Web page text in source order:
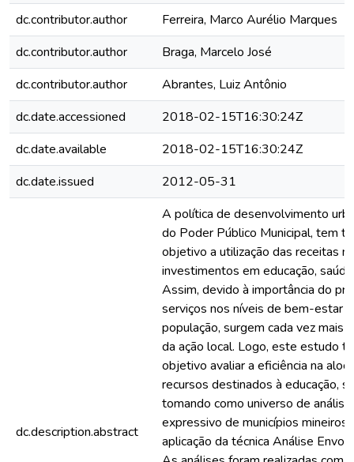
dc.contributor.author
Ferreira, Marco Aurélio Marques
dc.contributor.author
Braga, Marcelo José
dc.contributor.author
Abrantes, Luiz Antônio
dc.date.accessioned
2018-02-15T16:30:24Z
dc.date.available
2018-02-15T16:30:24Z
dc.date.issued
2012-05-31
dc.description.abstract
A política de desenvolvimento
do Poder Público Municipal, tem
objetivo a utilização das receitas
investimentos em educação,
Assim, devido à importância do
serviços nos níveis de bem-estar
população, surgem cada vez mais
da ação local. Logo, este estudo
objetivo avaliar a eficiência na
recursos destinados à educação,
tomando como universo de
expressivo de municípios
aplicação da técnica Análise